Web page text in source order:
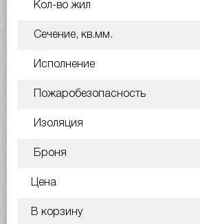
Кол-во жил
Сечение, кв.мм.
Исполнение
Пожаробезопасность
Изоляция
Броня
Цена
В корзину